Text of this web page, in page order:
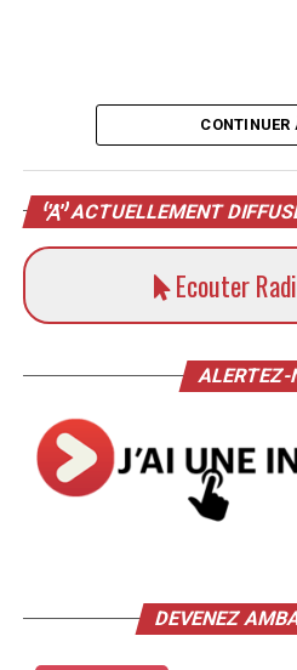
CONTINUER
ACTUELLEMENT
Ecouter
ALERTEZ-
DEVENEZ